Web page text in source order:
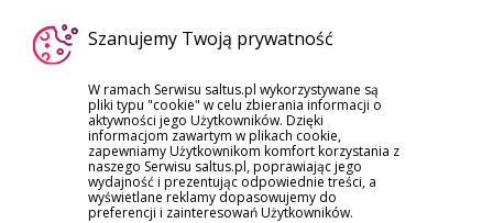
WSPARCIE
dokumenty
szkody/roszczenia
reklamacje
Szanujemy Twoją prywatność
W ramach Serwisu saltus.pl wykorzystywane są
pliki typu "cookie" w celu zbierania informacji o
aktywności jego Użytkowników. Dzięki
informacjom zawartym w plikach cookie,
zapewniamy Użytkownikom komfort korzystania z
naszego Serwisu saltus.pl, poprawiając jego
wydajność i prezentując odpowiednie treści, a
wyświetlane reklamy dopasowujemy do
preferencji i zainteresowań Użytkowników.